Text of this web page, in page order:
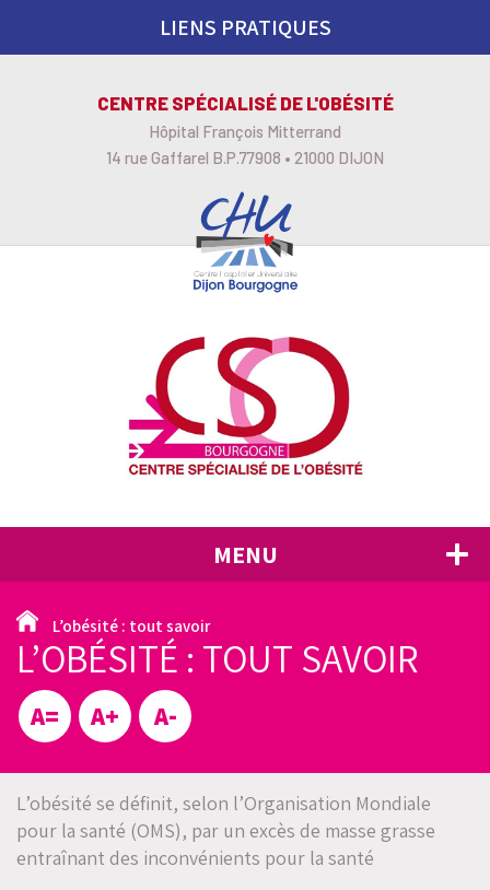
CENTRE SPÉCIALISÉ DE L'OBÉSITÉ
Hôpital François Mitterrand
14 rue Gaffarel B.P.77908 • 21000 DIJON
MENU
L’OBÉSITÉ : TOUT SAVOIR
PRISE EN CHARGE AU CSO
ACTUALITÉS
LA CARTE DES PROFESSIONNELS SPÉCIALISÉS EN
L’obésité : tout savoir
L’OBÉSITÉ : TOUT SAVOIR
A= A+ A-
L’obésité se définit, selon l’Organisation Mondiale
pour la santé (OMS), par un excès de masse grasse
entraînant des inconvénients pour la santé
LIENS PRATIQUES